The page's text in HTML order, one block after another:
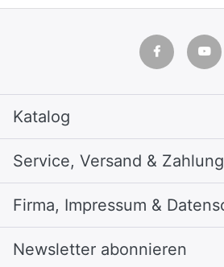
Katalog
Service, Versand & Zahlung
Firma, Impressum &
Newsletter abonnieren